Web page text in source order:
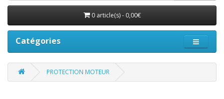
0 article(s) - 0,00€
Catégories
PROTECTION MOTEUR